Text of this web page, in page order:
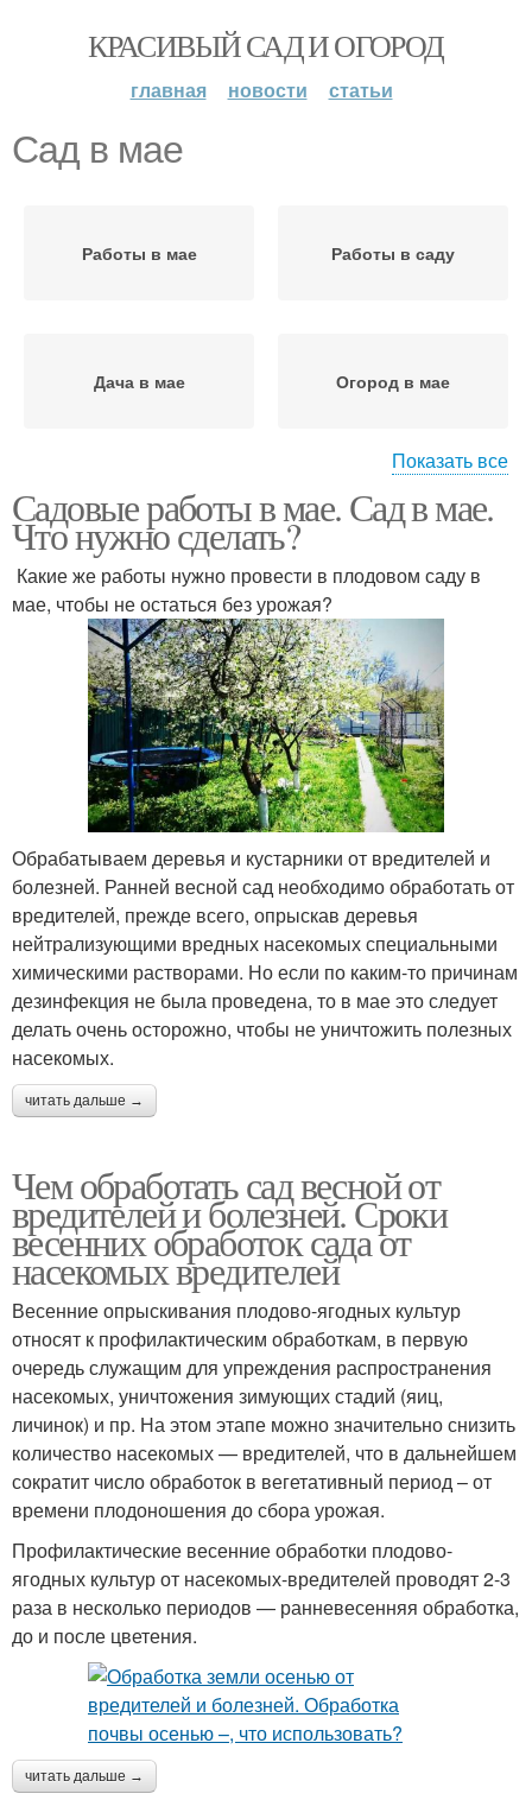
КРАСИВЫЙ САД И ОГОРОД
главная новости статьи
Сад в мае
Работы в мае Работы в саду
Дача в мае Огород в мае
Сад от насекомых Сад во время
Сад от вредителей
Показать все
Садовые работы в мае. Сад в мае.
Что нужно сделать?
Какие же работы нужно провести в плодовом саду в
мае, чтобы не остаться без урожая?
Обрабатываем деревья и кустарники от вредителей и
болезней. Ранней весной сад необходимо обработать от
вредителей, прежде всего, опрыскав деревья
нейтрализующими вредных насекомых специальными
химическими растворами. Но если по каким-то причинам
дезинфекция не была проведена, то в мае это следует
делать очень осторожно, чтобы не уничтожить полезных
насекомых.
читать дальше →
Чем обработать сад весной от
вредителей и болезней. Сроки
весенних обработок сада от
насекомых вредителей
Весенние опрыскивания плодово-ягодных культур
относят к профилактическим обработкам, в первую
очередь служащим для упреждения распространения
насекомых, уничтожения зимующих стадий (яиц,
личинок) и пр. На этом этапе можно значительно снизить
количество насекомых — вредителей, что в дальнейшем
сократит число обработок в вегетативный период – от
времени плодоношения до сбора урожая.
Профилактические весенние обработки плодово-
ягодных культур от насекомых-вредителей проводят 2-3
раза в несколько периодов — ранневесенняя обработка,
до и после цветения.
читать дальше →